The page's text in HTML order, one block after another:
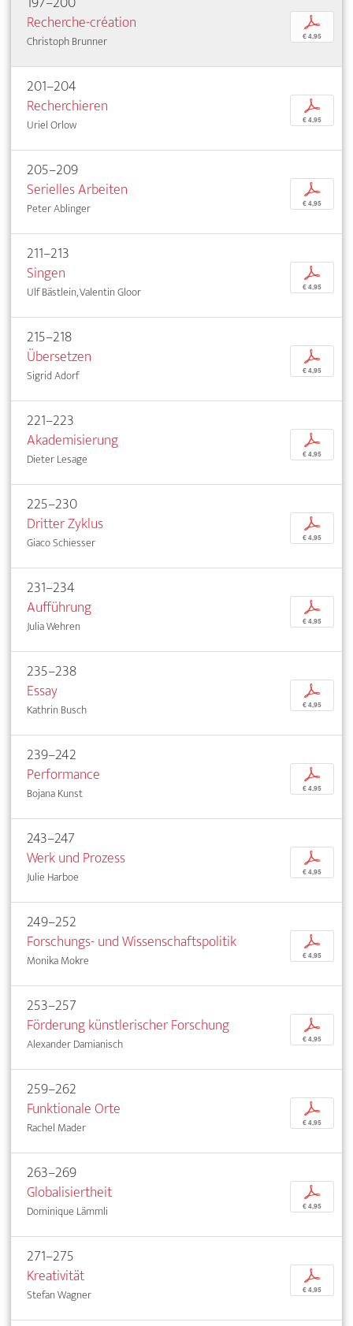
Recherche-création
Christoph Brunner
p
€ 4,95
201–204
Recherchieren
Uriel Orlow
p
€ 4,95
205–209
Serielles Arbeiten
Peter Ablinger
p
€ 4,95
211–213
Singen
Ulf Bästlein, Valentin Gloor
p
€ 4,95
215–218
Übersetzen
Sigrid Adorf
p
€ 4,95
221–223
Akademisierung
Dieter Lesage
p
€ 4,95
225–230
Dritter Zyklus
Giaco Schiesser
p
€ 4,95
231–234
Aufführung
Julia Wehren
p
€ 4,95
235–238
Essay
Kathrin Busch
p
€ 4,95
239–242
Performance
Bojana Kunst
p
€ 4,95
243–247
Werk und Prozess
Julie Harboe
p
€ 4,95
249–252
Forschungs- und Wissenschaftspolitik
Monika Mokre
p
€ 4,95
253–257
Förderung künstlerischer Forschung
Alexander Damianisch
p
€ 4,95
259–262
Funktionale Orte
Rachel Mader
p
€ 4,95
263–269
Globalisiertheit
Dominique Lämmli
p
€ 4,95
271–275
Kreativität
Stefan Wagner
p
€ 4,95